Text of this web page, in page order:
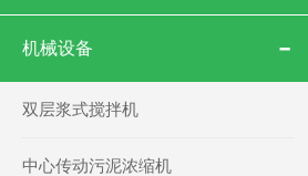
机械设备
双层浆式搅拌机
中心传动污泥浓缩机